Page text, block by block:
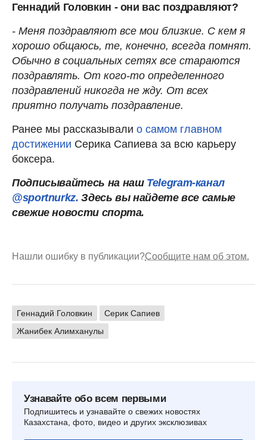
Геннадий Головкин - они вас поздравляют?
- Меня поздравляют все мои близкие. С кем я
хорошо общаюсь, те, конечно, всегда помнят.
Обычно в социальных сетях все стараются
поздравлять. От кого-то определенного
поздравлений никогда не жду. От всех
приятно получать поздравление.
Ранее мы рассказывали о самом главном
достижении Серика Сапиева за всю карьеру
боксера.
Подписывайтесь на наш Telegram-канал
@sportnurkz. Здесь вы найдете все самые
свежие новости спорта.
Нашли ошибку в публикации?Сообщите нам об этом.
Геннадий Головкин
Серик Сапиев
Жанибек Алимханулы
Узнавайте обо всем первыми
Подпишитесь и узнавайте о свежих новостях
Казахстана, фото, видео и других эксклюзивах